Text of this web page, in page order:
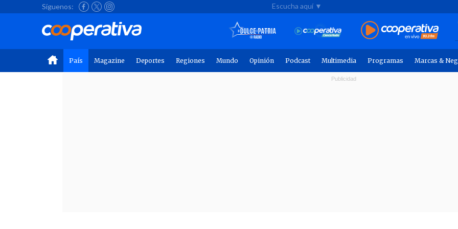
Síguenos: Escucha aquí ▼
País Magazine Deportes Regiones Mundo Opinión Podcast Multimedia Programas Marcas &